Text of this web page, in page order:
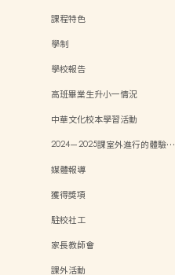
課程特色
學制
學校報告
高班畢業生升小一情況
中華文化校本學習活動
2024－2025課室外進行的體驗…
媒體報導
獲得獎項
駐校社工
家長教師會
課外活動